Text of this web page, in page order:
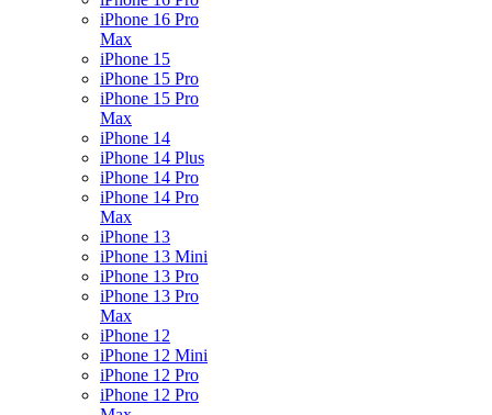
iPhone 16 Pro
Max
iPhone 15
iPhone 15 Pro
iPhone 15 Pro
Max
iPhone 14
iPhone 14 Plus
iPhone 14 Pro
iPhone 14 Pro
Max
iPhone 13
iPhone 13 Mini
iPhone 13 Pro
iPhone 13 Pro
Max
iPhone 12
iPhone 12 Mini
iPhone 12 Pro
iPhone 12 Pro